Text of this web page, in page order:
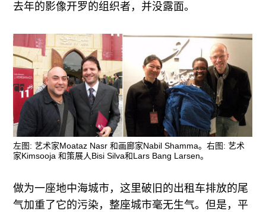
去年的影像开罗的组织者，并没露面。
左图: 艺术家Moataz Nasr 和画廊家Nabil Shamma。右图: 艺术
家Kimsooja 和策展人Bisi Silva和Lars Bang Larsen。
做为一座地中海城市，这里破旧的出租车排放的尾
气加重了它的污染，整座城市毫无生气。但是，平